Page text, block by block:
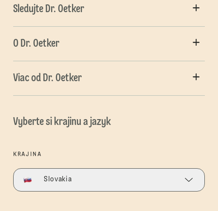
Sledujte Dr. Oetker
O Dr. Oetker
Viac od Dr. Oetker
Vyberte si krajinu a jazyk
KRAJINA
Slovakia